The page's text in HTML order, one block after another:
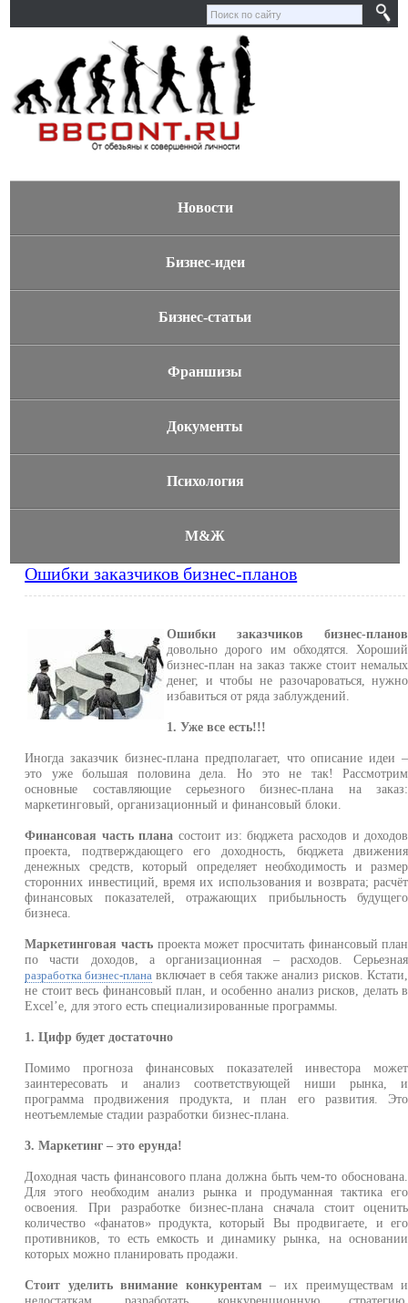
Новости
Бизнес-идеи
Бизнес-статьи
Франшизы
Документы
Психология
М&Ж
Ошибки заказчиков бизнес-планов
Ошибки заказчиков бизнес-планов
довольно дорого им обходятся. Хороший
бизнес-план на заказ также стоит немалых
денег, и чтобы не разочароваться, нужно
избавиться от ряда заблуждений.
1. Уже все есть!!!
Иногда заказчик бизнес-плана предполагает, что описание идеи –
это уже большая половина дела. Но это не так! Рассмотрим
основные составляющие серьезного бизнес-плана на заказ:
маркетинговый, организационный и финансовый блоки.
Финансовая часть плана состоит из: бюджета расходов и доходов
проекта, подтверждающего его доходность, бюджета движения
денежных средств, который определяет необходимость и размер
сторонних инвестиций, время их использования и возврата; расчёт
финансовых показателей, отражающих прибыльность будущего
бизнеса.
Маркетинговая частьпроекта может просчитать финансовый план
по части доходов, а организационная – расходов. Серьезная
разработка бизнес-плана включает в себя также анализ рисков. Кстати,
не стоит весь финансовый план, и особенно анализ рисков, делать в
Excel’e, для этого есть специализированные программы.
1. Цифр будет достаточно
Помимо прогноза финансовых показателей инвестора может
заинтересовать и анализ соответствующей ниши рынка, и
программа продвижения продукта, и план его развития. Это
неотъемлемые стадии разработки бизнес-плана.
3. Маркетинг – это ерунда!
Доходная часть финансового плана должна быть чем-то обоснована.
Для этого необходим анализ рынка и продуманная тактика его
освоения. При разработке бизнес-плана сначала стоит оценить
количество «фанатов» продукта, который Вы продвигаете, и его
противников, то есть емкость и динамику рынка, на основании
которых можно планировать продажи.
Стоит уделить внимание конкурентам – их преимуществам и